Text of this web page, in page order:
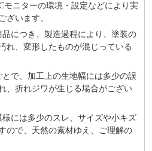
モニターの環境・設定などにより実
ざいます。
につき、製造過程により、塗装の
れ、変形したものが混じっている
で、加工上の生地幅には多少の誤
、折れジワが生じる場合がござい
には多少のスレ、サイズや小キズ
ので、天然の素材ゆえ、ご理解の